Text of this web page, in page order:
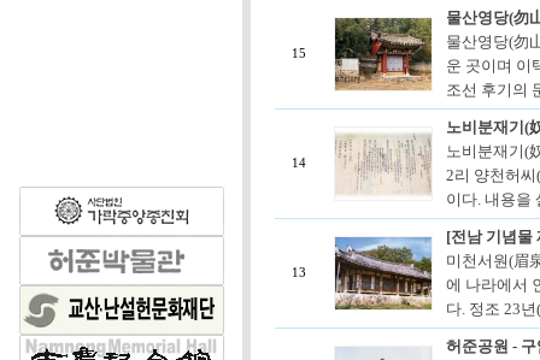
15
물산영당(勿
물산영당(勿
운 곳이며 이
조선 후기의
14
노비분재기(
노비분재기(
2리 양천허
이다. 내용을
13
[전남 기념물
미천서원(眉
에 나라에서
다. 정조 23
허준공원 -